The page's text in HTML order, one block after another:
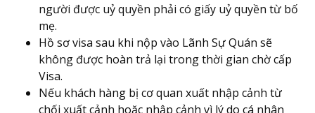
người được uỷ quyền phải có giấy uỷ quyền từ bố
mẹ.
Hồ sơ visa sau khi nộp vào Lãnh Sự Quán sẽ
không được hoàn trả lại trong thời gian chờ cấp
Visa.
Nếu khách hàng bị cơ quan xuất nhập cảnh từ
chối xuất cảnh hoặc nhập cảnh vì lý do cá nhân